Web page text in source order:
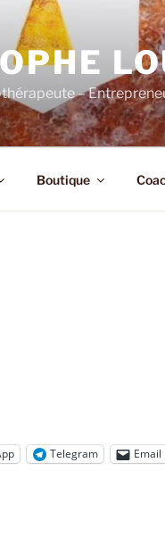
–
Boutique
Telegram Email